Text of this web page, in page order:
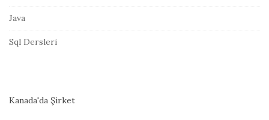
Java
Sql Dersleri
Kanada'da Şirket